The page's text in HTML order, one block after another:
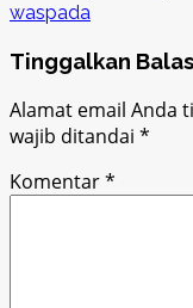
waspada
Tinggalkan
Alamat email Anda
wajib ditandai *
Komentar*